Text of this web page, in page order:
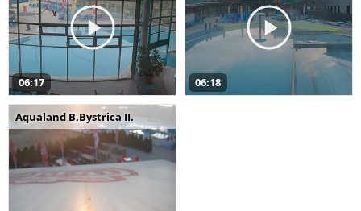
06:17 06:18
Aqualand B.Bystrica II.